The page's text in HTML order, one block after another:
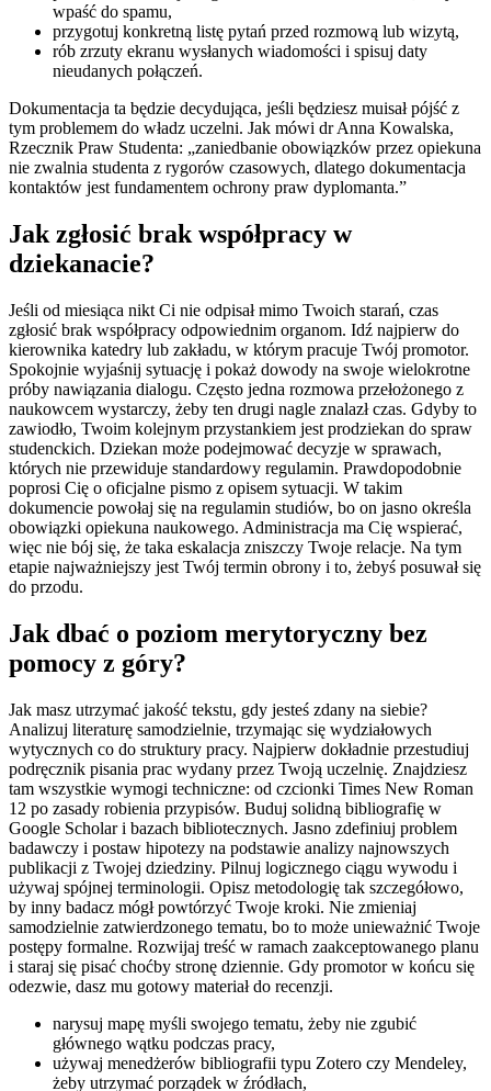
wpaść do spamu,
przygotuj konkretną listę pytań przed rozmową lub wizytą,
rób zrzuty ekranu wysłanych wiadomości i spisuj daty
nieudanych połączeń.
Dokumentacja ta będzie decydująca, jeśli będziesz muisał pójść z
tym problemem do władz uczelni. Jak mówi dr Anna Kowalska,
Rzecznik Praw Studenta: „zaniedbanie obowiązków przez opiekuna
nie zwalnia studenta z rygorów czasowych, dlatego dokumentacja
kontaktów jest fundamentem ochrony praw dyplomanta.”
Jak zgłosić brak współpracy w
dziekanacie?
Jeśli od miesiąca nikt Ci nie odpisał mimo Twoich starań, czas
zgłosić brak współpracy odpowiednim organom. Idź najpierw do
kierownika katedry lub zakładu, w którym pracuje Twój promotor.
Spokojnie wyjaśnij sytuację i pokaż dowody na swoje wielokrotne
próby nawiązania dialogu. Często jedna rozmowa przełożonego z
naukowcem wystarczy, żeby ten drugi nagle znalazł czas. Gdyby to
zawiodło, Twoim kolejnym przystankiem jest prodziekan do spraw
studenckich. Dziekan może podejmować decyzje w sprawach,
których nie przewiduje standardowy regulamin. Prawdopodobnie
poprosi Cię o oficjalne pismo z opisem sytuacji. W takim
dokumencie powołaj się na regulamin studiów, bo on jasno określa
obowiązki opiekuna naukowego. Administracja ma Cię wspierać,
więc nie bój się, że taka eskalacja zniszczy Twoje relacje. Na tym
etapie najważniejszy jest Twój termin obrony i to, żebyś posuwał się
do przodu.
Jak dbać o poziom merytoryczny bez
pomocy z góry?
Jak masz utrzymać jakość tekstu, gdy jesteś zdany na siebie?
Analizuj literaturę samodzielnie, trzymając się wydziałowych
wytycznych co do struktury pracy. Najpierw dokładnie przestudiuj
podręcznik pisania prac wydany przez Twoją uczelnię. Znajdziesz
tam wszystkie wymogi techniczne: od czcionki Times New Roman
12 po zasady robienia przypisów. Buduj solidną bibliografię w
Google Scholar i bazach bibliotecznych. Jasno zdefiniuj problem
badawczy i postaw hipotezy na podstawie analizy najnowszych
publikacji z Twojej dziedziny. Pilnuj logicznego ciągu wywodu i
używaj spójnej terminologii. Opisz metodologię tak szczegółowo,
by inny badacz mógł powtórzyć Twoje kroki. Nie zmieniaj
samodzielnie zatwierdzonego tematu, bo to może unieważnić Twoje
postępy formalne. Rozwijaj treść w ramach zaakceptowanego planu
i staraj się pisać choćby stronę dziennie. Gdy promotor w końcu się
odezwie, dasz mu gotowy materiał do recenzji.
narysuj mapę myśli swojego tematu, żeby nie zgubić
głównego wątku podczas pracy,
używaj menedżerów bibliografii typu Zotero czy Mendeley,
żeby utrzymać porządek w źródłach,